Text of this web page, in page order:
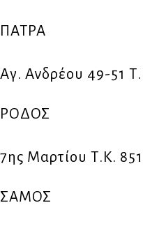
ΠΑΤΡΑ
Αγ. Ανδρέου 49-51
ΡΟΔΟΣ
7ης Μαρτίου Τ.Κ.
ΣΑΜΟΣ